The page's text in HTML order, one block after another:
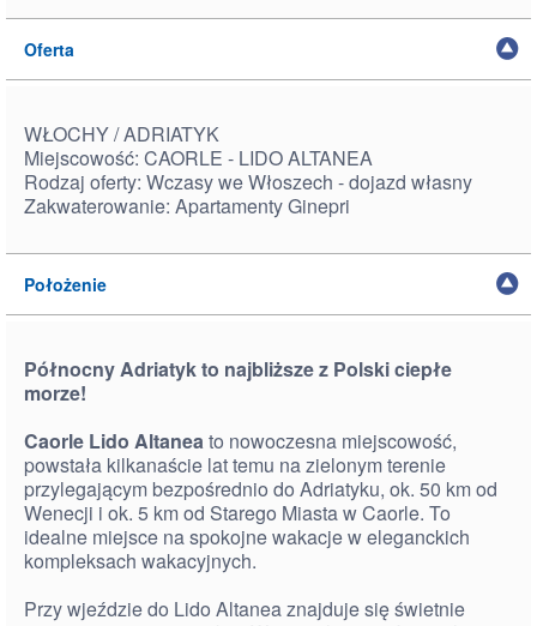
Oferta
WŁOCHY / ADRIATYK
Miejscowość: CAORLE - LIDO ALTANEA
Rodzaj oferty: Wczasy we Włoszech - dojazd własny
Zakwaterowanie: Apartamenty Ginepri
Położenie
Północny Adriatyk to najbliższe z Polski ciepłe
morze!
Caorle Lido Altaneato nowoczesna miejscowość,
powstała kilkanaście lat temu na zielonym terenie
przylegającym bezpośrednio do Adriatyku, ok. 50 km od
Wenecji i ok. 5 km od Starego Miasta w Caorle. To
idealne miejsce na spokojne wakacje w eleganckich
kompleksach wakacyjnych.
Przy wjeździe do Lido Altanea znajduje się świetnie